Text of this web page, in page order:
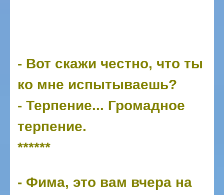
- Вот скажи честно, что ты
ко мне испытываешь?
- Терпение... Громадное
терпение.
******
- Фима, это вам вчера на